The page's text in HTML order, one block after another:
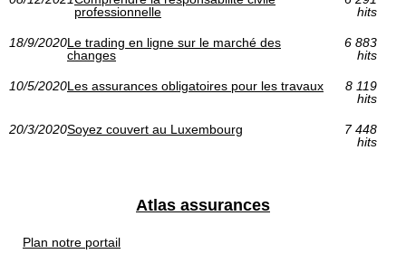
professionnelle
hits
18/9/2020Le trading en ligne sur le marché des
changes
6 883
hits
10/5/2020Les assurances obligatoires pour les travaux
8 119
hits
20/3/2020Soyez couvert au Luxembourg
7 448
hits
Atlas assurances
Plan notre portail